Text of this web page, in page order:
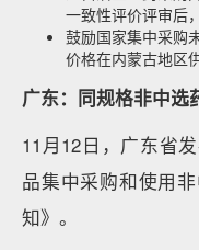
一致性评价评审后
鼓励国家集中采购
价格在内蒙古地
广东：同规格非中选
11月12日，广东省
品集中采购和使用
知》。